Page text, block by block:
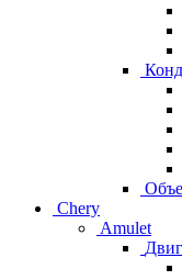
Chery
Amulet